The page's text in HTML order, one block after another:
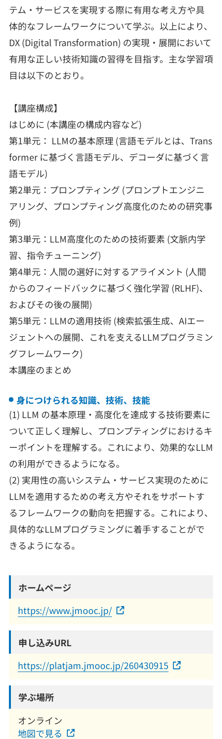
テム・サービスを実現する際に有用な考え方や具
体的なフレームワークについて学ぶ。以上により、
DX (Digital Transformation) の実現・展開において
有用な正しい技術知識の習得を目指す。主な学習項
目は以下のとおり。
【講座構成】
はじめに (本講座の構成内容など)
第1単元： LLMの基本原理 (言語モデルとは、Trans
former に基づく言語モデル、デコーダに基づく言
語モデル)
第2単元：プロンプティング (プロンプトエンジニ
アリング、プロンプティング高度化のための研究事
例)
第3単元：LLM高度化のための技術要素 (文脈内学
習、指令チューニング)
第4単元：人間の選好に対するアライメント (人間
からのフィードバックに基づく強化学習 (RLHF)、
およびその後の展開)
第5単元：LLMの適用技術 (検索拡張生成、AIエー
ジェントへの展開、これを支えるLLMプログラミン
グフレームワーク)
本講座のまとめ
身につけられる知識、技術、技能
(1) LLM の基本原理・高度化を達成する技術要素に
ついて正しく理解し、プロンプティングにおけるキ
ーポイントを理解する。これにより、効果的なLLM
の利用ができるようになる。
(2) 実用性の高いシステム・サービス実現のために
LLMを適用するための考え方やそれをサポートす
るフレームワークの動向を把握する。これにより、
具体的なLLMプログラミングに着手することがで
きるようになる。
ホームページ
https://www.jmooc.jp/
申し込みURL
https://platjam.jmooc.jp/260430915
学ぶ場所
オンライン
地図で見る